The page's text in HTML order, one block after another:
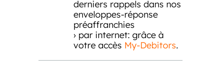
derniers rappels dans nos
enveloppes-réponse
préaffranchies
› par internet: grâce à
votre accès My-Debitors.